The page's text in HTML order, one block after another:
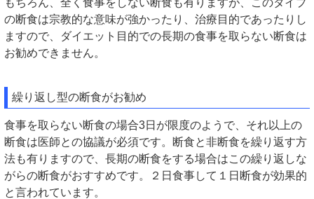
もちろん、全く食事をしない断食も有りますが、このタイプ
の断食は宗教的な意味が強かったり、治療目的であったりし
ますので、ダイエット目的での長期の食事を取らない断食は
お勧めできません。
繰り返し型の断食がお勧め
食事を取らない断食の場合3日が限度のようで、それ以上の
断食は医師との協議が必須です。断食と非断食を繰り返す方
法も有りますので、長期の断食をする場合はこの繰り返しな
がらの断食がおすすめです。２日食事して１日断食が効果的
と言われています。